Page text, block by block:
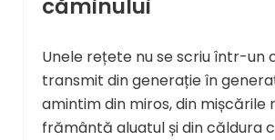
căminului
Unele rețete nu se scriu într-un
transmit din generație în
amintim din miros, din mișcările
frământă aluatul și din căldura